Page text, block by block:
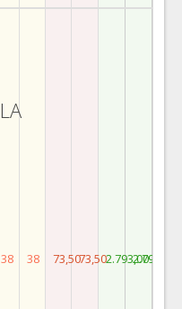
38 38 73,5073,502.793,002.793,00